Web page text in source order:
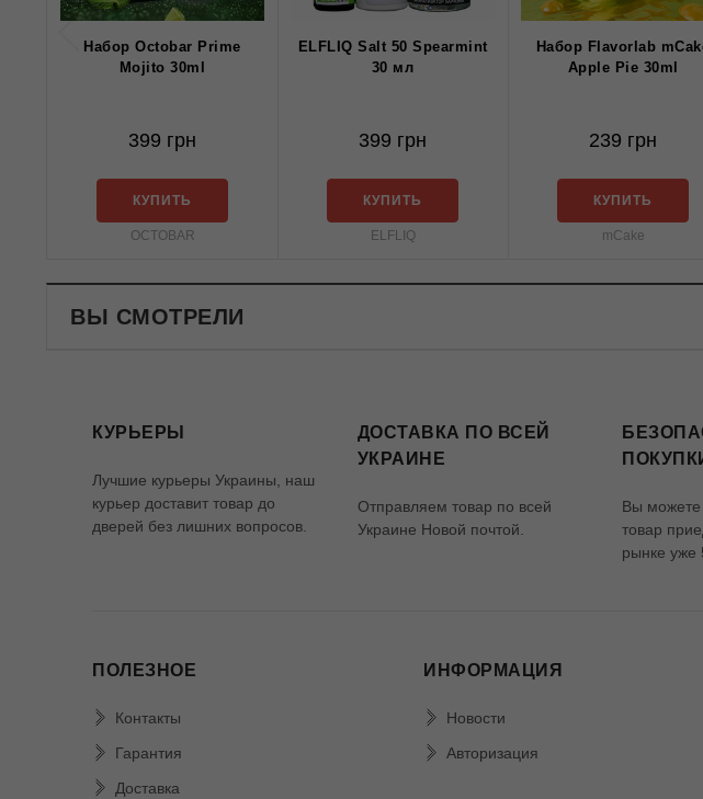
Набор Octobar Prime
Mojito 30ml
399 грн
КУПИТЬ
OCTOBAR
ELFLIQ Salt 50 Spearmint
30 мл
399 грн
КУПИТЬ
ELFLIQ
Набор Flavorlab
Apple Pie 30ml
239 грн
КУПИТЬ
mCake
ВЫ СМОТРЕЛИ
КУРЬЕРЫ
Лучшие курьеры Украины, наш
курьер доставит товар до
дверей без лишних вопросов.
ДОСТАВКА ПО ВСЕЙ
УКРАИНЕ
Отправляем товар по всей
Украине Новой почтой.
Вы можете
товар
рынке уже
ПОЛЕЗНОЕ
Контакты
Гарантия
Доставка
ИНФОРМАЦИЯ
Новости
Авторизация